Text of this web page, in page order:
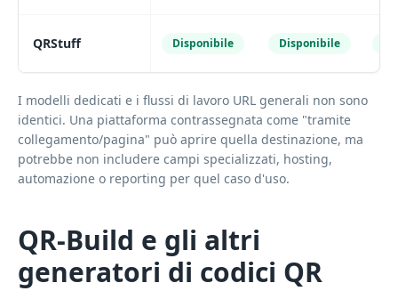
QRStuff Disponibile Disponibile
I modelli dedicati e i flussi di lavoro URL generali non sono
identici. Una piattaforma contrassegnata come "tramite
collegamento/pagina" può aprire quella destinazione, ma
potrebbe non includere campi specializzati, hosting,
automazione o reporting per quel caso d'uso.
QR-Build e gli altri
generatori di codici QR